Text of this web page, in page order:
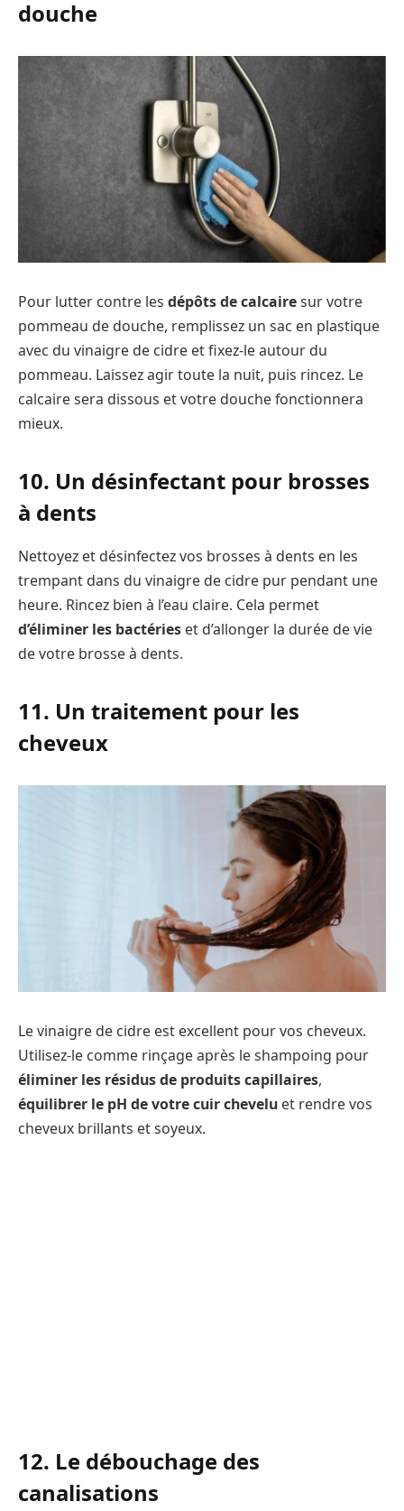
douche
Pour lutter contre les dépôts de calcairesur votre
pommeau de douche, remplissez un sac en plastique
avec du vinaigre de cidre et fixez-le autour du
pommeau. Laissez agir toute la nuit, puis rincez. Le
calcaire sera dissous et votre douche fonctionnera
mieux.
10. Un désinfectant pour brosses
à dents
Nettoyez et désinfectez vos brosses à dents en les
trempant dans du vinaigre de cidre pur pendant une
heure. Rincez bien à l’eau claire. Cela permet
d’éliminer les bactéries et d’allonger la durée de vie
de votre brosse à dents.
11. Un traitement pour les
cheveux
Le vinaigre de cidre est excellent pour vos cheveux.
Utilisez-le comme rinçage après le shampoing pour
éliminer les résidus de produits capillaires,
équilibrer le pH de votre cuir chevelu et rendre vos
cheveux brillants et soyeux.
12. Le débouchage des
canalisations